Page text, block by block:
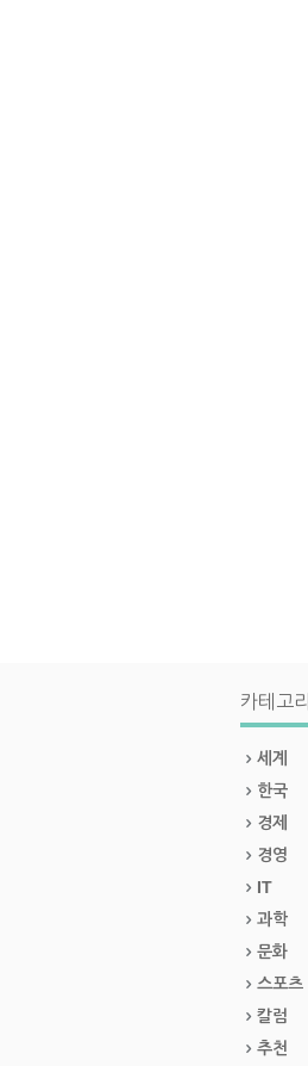
카테고리
세계
한국
경제
경영
IT
과학
문화
스포츠
칼럼
추천